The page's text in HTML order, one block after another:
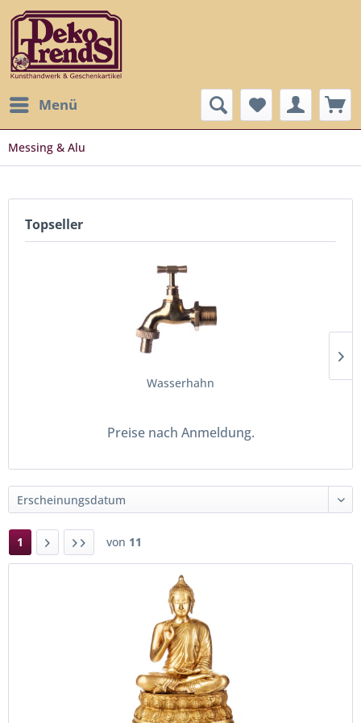
Menü
Messing & Alu
Topseller
Wasserhahn
Preise nach Anmeldung.
1 von 11